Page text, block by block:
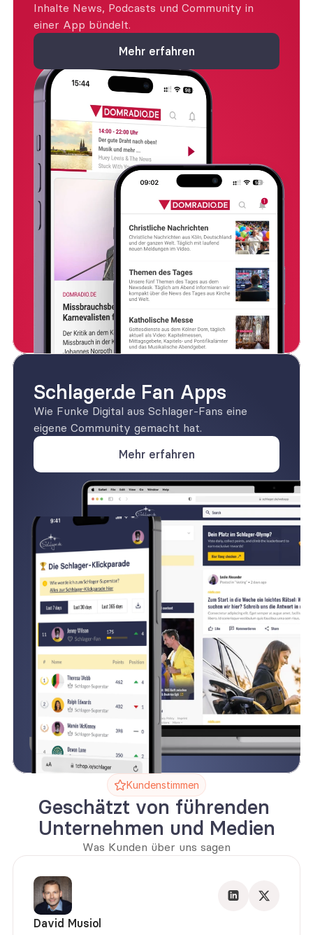
Inhalte News, Podcasts und Community in
einer App bündelt.
Mehr erfahren
Schlager.de Fan Apps
Wie Funke Digital aus Schlager-Fans eine
eigene Community gemacht hat.
Mehr erfahren
Kundenstimmen
Geschätzt von führenden
Unternehmen und Medien
Was Kunden über uns sagen
David Musiol